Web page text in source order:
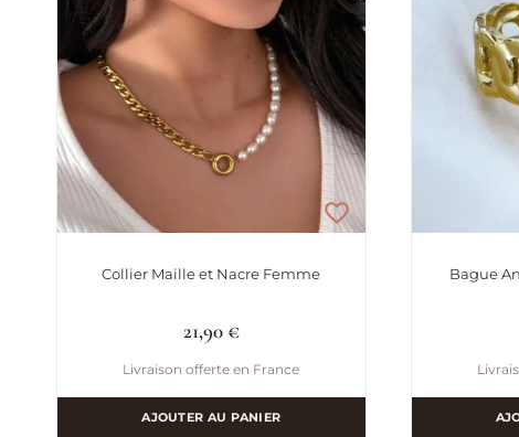
Collier Maille et Nacre Femme
21,90€
Livraison offerte en France
AJOUTER AU PANIER
Bague